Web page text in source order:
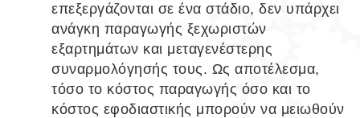
επεξεργάζονται σε ένα στάδιο, δεν υπάρχει
ανάγκη παραγωγής ξεχωριστών
εξαρτημάτων και μεταγενέστερης
συναρμολόγησής τους. Ως αποτέλεσμα,
τόσο το κόστος παραγωγής όσο και το
κόστος εφοδιαστικής μπορούν να μειωθούν